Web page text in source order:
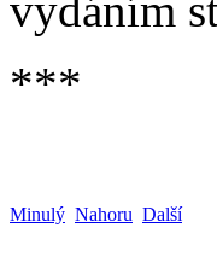
***
Minulý Nahoru Další